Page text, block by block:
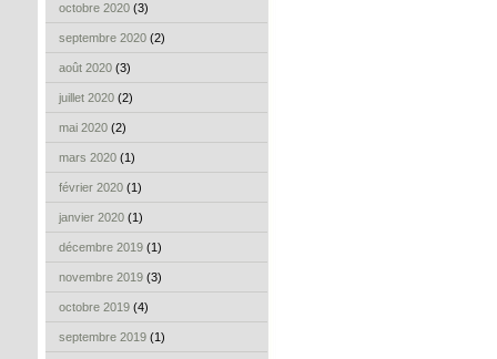
octobre 2020 (3)
septembre 2020 (2)
août 2020 (3)
juillet 2020 (2)
mai 2020 (2)
mars 2020 (1)
février 2020 (1)
janvier 2020 (1)
décembre 2019 (1)
novembre 2019 (3)
octobre 2019 (4)
septembre 2019 (1)